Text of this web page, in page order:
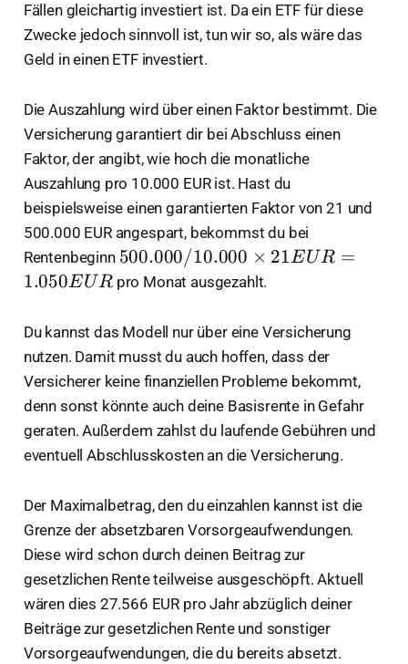
Fällen gleichartig investiert ist. Da ein ETF für diese
Zwecke jedoch sinnvoll ist, tun wir so, als wäre das
Geld in einen ETF investiert.
Die Auszahlung wird über einen Faktor bestimmt. Die
Versicherung garantiert dir bei Abschluss einen
Faktor, der angibt, wie hoch die monatliche
Auszahlung pro 10.000 EUR ist. Hast du
beispielsweise einen garantierten Faktor von 21 und
500.000 EUR angespart, bekommst du bei
Rentenbeginn 5
0
0
0
0
/
1
0.
0
0
ti
m
es
2
1
E
500.000/10.000 × 21EUR =
1.050EURpro Monat ausgezahlt.
Du kannst das Modell nur über eine Versicherung
nutzen. Damit musst du auch hoffen, dass der
Versicherer keine finanziellen Probleme bekommt,
denn sonst könnte auch deine Basisrente in Gefahr
geraten. Außerdem zahlst du laufende Gebühren und
eventuell Abschlusskosten an die Versicherung.
Der Maximalbetrag, den du einzahlen kannst ist die
Grenze der absetzbaren Vorsorgeaufwendungen.
Diese wird schon durch deinen Beitrag zur
gesetzlichen Rente teilweise ausgeschöpft. Aktuell
wären dies 27.566 EUR pro Jahr abzüglich deiner
Beiträge zur gesetzlichen Rente und sonstiger
Vorsorgeaufwendungen, die du bereits absetzt.